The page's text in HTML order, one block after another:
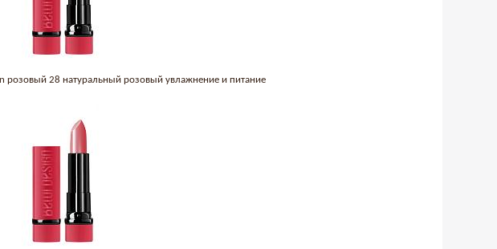
розовый 28 натуральный розовый увлажнение и питание